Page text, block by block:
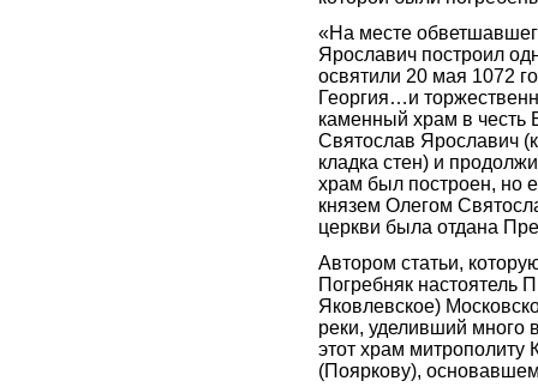
«На месте
Ярославич построил
освятили 20 мая 1072
Георгия…и
каменный храм в честь
Святослав Ярославич
кладка стен) и
храм был построен, но
князем Олегом
церкви была отдана
Автором статьи,
Погребняк настоятель
Яковлевское)
реки, уделивший
этот храм
(Пояркову),